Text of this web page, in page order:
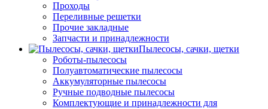
Проходы
Переливные решетки
Прочие закладные
Запчасти и принадлежности
Пылесосы, сачки, щетки
Роботы-пылесосы
Полуавтоматические пылесосы
Аккумуляторные пылесосы
Ручные подводные пылесосы
Комплектующие и принадлежности для